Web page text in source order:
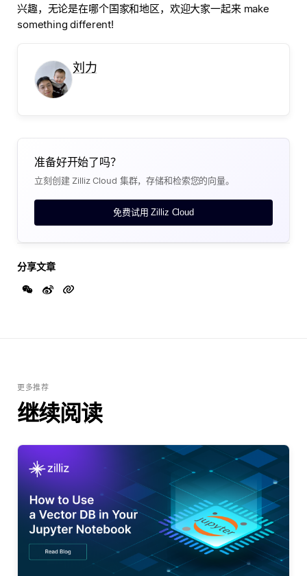
准备好开始了吗？
立刻创建 Zilliz Cloud 集群，存储和检索您的向量。
免费试用 Zilliz Cloud
分享文章
兴趣，无论是在哪个国家和地区，欢迎大家一起来 make
something different!
刘力
更多推荐
继续阅读